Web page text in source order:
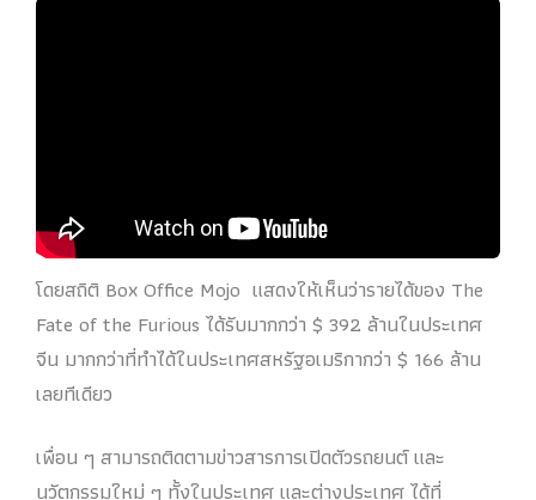
โดยสถิติ Box Office Mojo แสดงให้เห็นว่ารายได้ของ The
Fate of the Furious ได้รับมากกว่า $ 392 ล้านในประเทศ
จีน มากกว่าที่ทำได้ในประเทศสหรัฐอเมริกากว่า $ 166 ล้าน
เลยทีเดียว
เพื่อน ๆ สามารถติดตามข่าวสารการเปิดตัวรถยนต์ และ
นวัตกรรมใหม่ ๆ ทั้งในประเทศ และต่างประเทศ ได้ที่